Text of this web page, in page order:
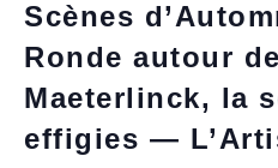
Scènes
Ronde autour
Maeterlinck, la
effigies —